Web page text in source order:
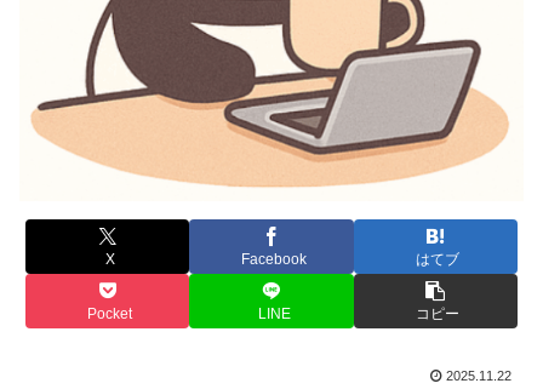
X Facebook はてブ
Pocket LINE コピー
2025.11.22